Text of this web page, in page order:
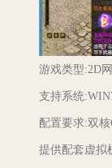
游戏类型:2D
支持系统
配置要求:双
提供配套虚拟